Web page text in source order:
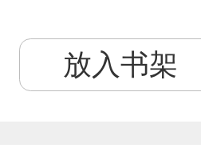
放入书架